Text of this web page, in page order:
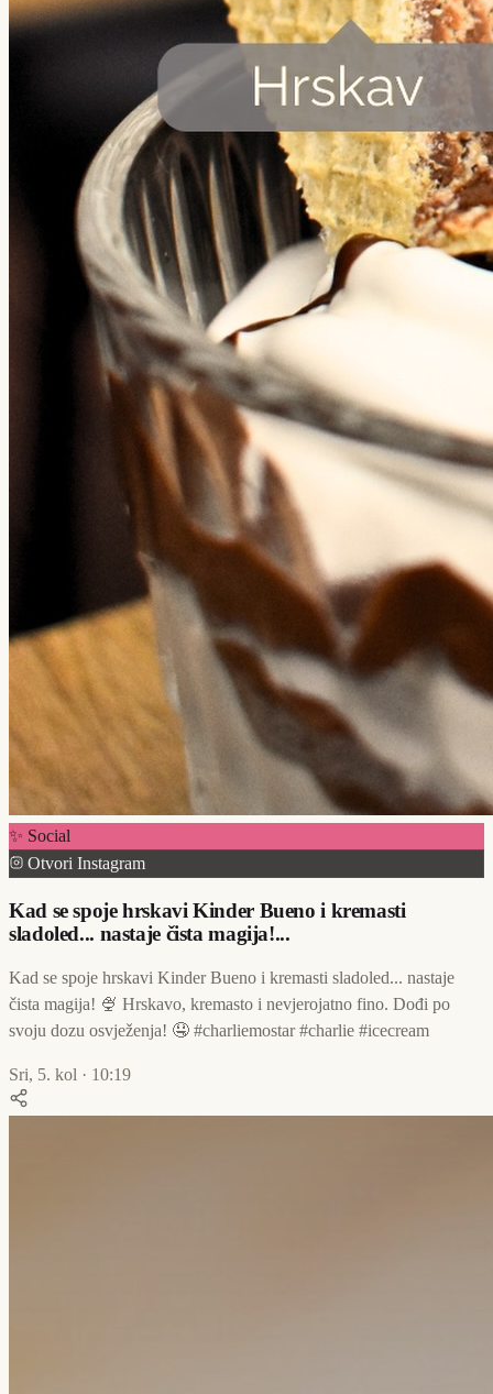
✨ Social
Otvori Instagram
Kad se spoje hrskavi Kinder Bueno i kremasti
sladoled... nastaje čista magija!...
Kad se spoje hrskavi Kinder Bueno i kremasti sladoled... nastaje
čista magija! 🍨 Hrskavo, kremasto i nevjerojatno fino. Dođi po
svoju dozu osvježenja! 🤤 #charliemostar #charlie #icecream
Sri, 5. kol · 10:19